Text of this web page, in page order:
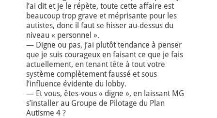
l’ai dit et je le répète, toute cette affaire est
beaucoup trop grave et méprisante pour les
autistes, donc il faut se hisser au-dessus du
niveau « personnel ».
— Digne ou pas, j’ai plutôt tendance à penser
que je suis courageux en faisant ce que je fais
actuellement, en tenant tête à tout votre
système complètement faussé et sous
l’influence évidente du lobby.
— Et vous, êtes-vous « digne », en laissant MG
s’installer au Groupe de Pilotage du Plan
Autisme 4 ?